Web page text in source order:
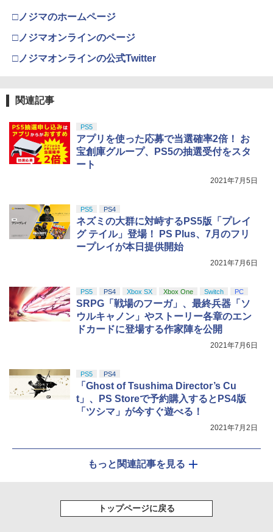
□ノジマのホームページ
□ノジマオンラインのページ
□ノジマオンラインの公式Twitter
関連記事
PS5
アプリを使った応募で当選確率2倍！ お
宝創庫グループ、PS5の抽選受付をスタ
ート
2021年7月5日
PS5 PS4
ネズミの大群に対峙するPS5版「プレイ
グ テイル」登場！ PS Plus、7月のフリ
ープレイが本日提供開始
2021年7月6日
PS5 PS4 Xbox SX Xbox One Switch PC
SRPG「戦場のフーガ」、最終兵器「ソ
ウルキャノン」やストーリー各章のエン
ドカードに登場する作家陣を公開
2021年7月6日
PS5 PS4
「Ghost of Tsushima Director’s Cu
t」、PS Storeで予約購入するとPS4版
「ツシマ」が今すぐ遊べる！
2021年7月2日
もっと関連記事を見る
トップページに戻る